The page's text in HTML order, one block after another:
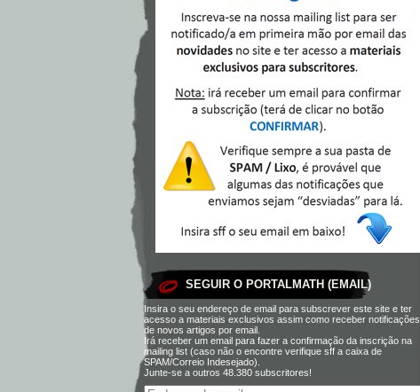
SEGUIR O PORTALMATH (EMAIL)
Insira o seu endereço de email para subscrever este site e ter
acesso a materiais exclusivos assim como receber notificações
de novos artigos por email.
Irá receber um email para fazer a confirmação da inscrição na
mailing list (caso não o encontre verifique sff a caixa de
SPAM/Correio Indesejado).
Junte-se a outros 48.380 subscritores!